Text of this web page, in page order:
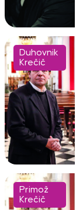
Duhovnik
Krečič
Primož
Krečič